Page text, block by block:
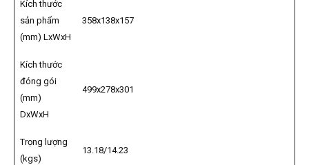
Kích thước
sản phẩm
(mm) LxWxH
358x138x157
Kích thước
đóng gói
(mm)
DxWxH
499x278x301
Trọng lượng
(kgs)
13.18/14.23